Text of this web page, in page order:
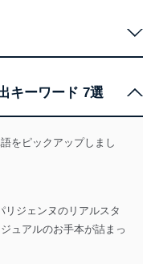
ター教育など応対品
＆Aサイトの投稿内容
よるカスタマーQ＆A
ビス内容のご案内の
ーン等の広告に関す
どの雇用管理等のた
キーワード 7選
をピックアップしまし
リジェンヌのリアルスタ
ュアルのお手本が詰まっ